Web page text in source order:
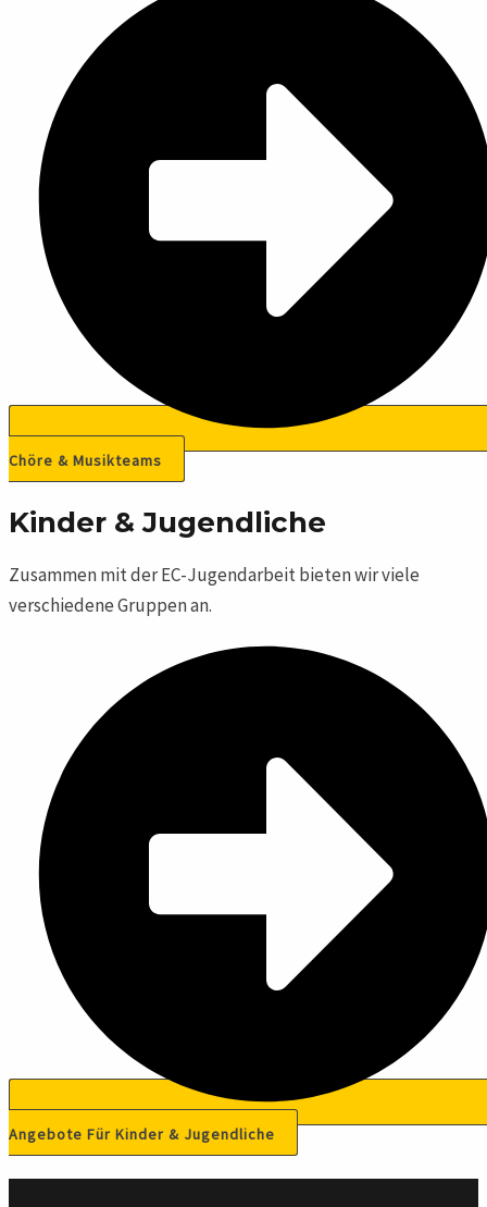
Chöre & Musikteams
Kinder & Jugendliche​
Zusammen mit der EC-Jugendarbeit bieten wir viele
verschiedene Gruppen an.
Angebote Für Kinder & Jugendliche